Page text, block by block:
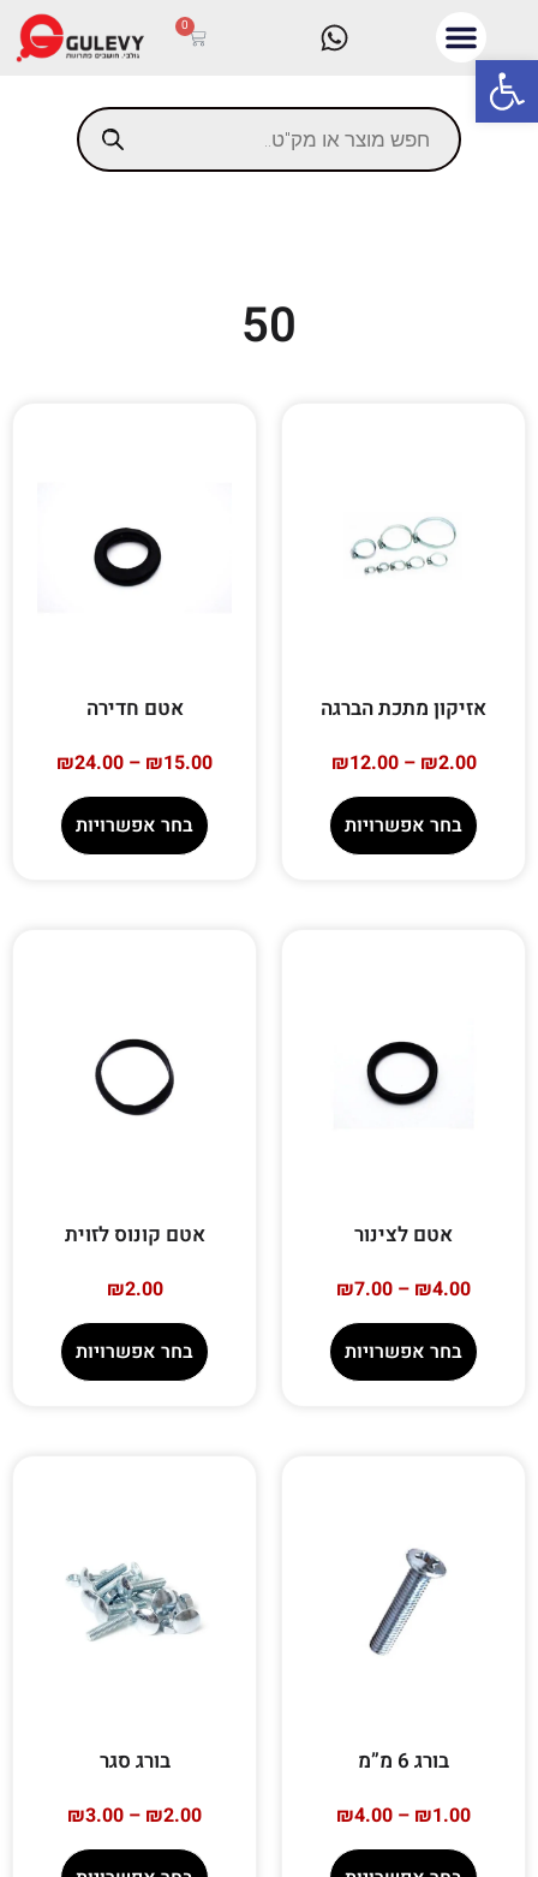
פתח סרגל נגישות
0
50
אזיקון מתכת הברגה
₪2.00
–
₪12.00
בחר אפשרויות
אטם חדירה
₪15.00
–
₪24.00
בחר אפשרויות
אטם לצינור
₪4.00
–
₪7.00
בחר אפשרויות
אטם קונוס לזוית
₪2.00
בחר אפשרויות
בורג 6 מ”מ
₪1.00
–
₪4.00
בורג סגר
₪2.00
–
₪3.00